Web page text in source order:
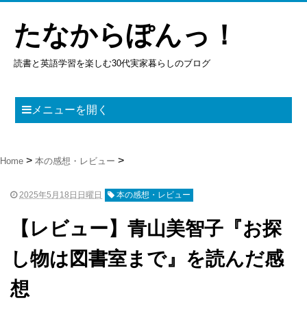
たなからぽんっ！
読書と英語学習を楽しむ30代実家暮らしのブログ
メニューを開く
Home 本の感想・レビュー
2025年5月18日日曜日 本の感想・レビュー
【レビュー】青山美智子『お探
し物は図書室まで』を読んだ感
想